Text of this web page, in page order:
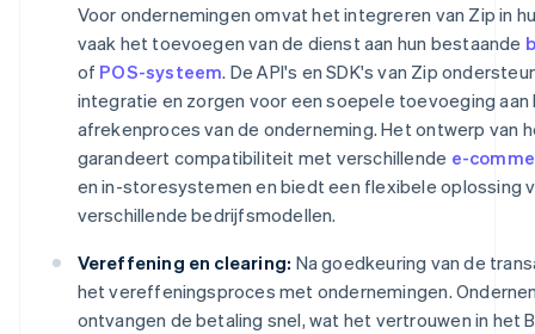
Voor ondernemingen omvat het integreren van Zip in
vaak het toevoegen van de dienst aan hun bestaande
of POS-systeem. De API's en SDK's van Zip
integratie en zorgen voor een soepele toevoeging aan
afrekenproces van de onderneming. Het ontwerp van
garandeert compatibiliteit met verschillende e-
en in-storesystemen en biedt een flexibele oplossing
verschillende bedrijfsmodellen.
Vereffening en clearing: Na goedkeuring van de
het vereffeningsproces met ondernemingen.
ontvangen de betaling snel, wat het vertrouwen in het